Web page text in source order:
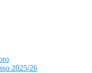
2025/26